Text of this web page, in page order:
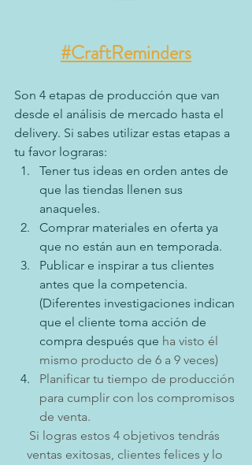
#CraftReminders
Son 4 etapas de producción que van
desde el análisis de mercado hasta el
delivery. Si sabes utilizar estas etapas a
tu favor lograras:
Tener tus ideas en orden antes de
que las tiendas llenen sus
anaqueles.
Comprar materiales en oferta ya
que no están aun en temporada.
Publicar e inspirar a tus clientes
antes que la competencia.
(Diferentes investigaciones indican
que el cliente toma acción de
compra después que ha visto él
mismo producto de 6 a 9 veces)
Planificar tu tiempo de producción
para cumplir con los compromisos
de venta.
Si logras estos 4 objetivos tendrás
ventas exitosas, clientes felices y lo